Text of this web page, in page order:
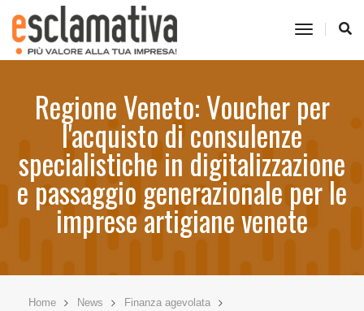
toggle
Regione Veneto: Voucher per
l'acquisto di consulenze
specialistiche in digitalizzazione
e passaggio generazionale per le
imprese artigiane venete
Home News
Finanza agevolata